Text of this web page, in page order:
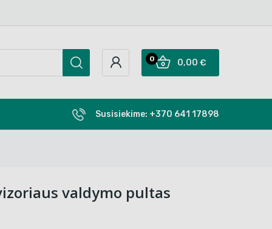
0,00 €
0
Susisiekime: +370 641 17898
valdymo pultas